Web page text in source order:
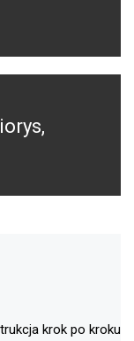
krok po kroku